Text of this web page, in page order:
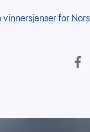
vinnersjanser for